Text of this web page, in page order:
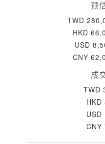
预
TWD
HKD
USD
CNY
成
TWD
HKD
USD
CNY